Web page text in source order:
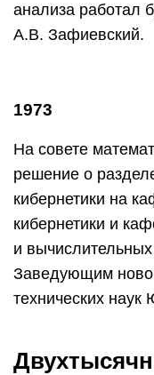
анализа работал
А.В. Зафиевский.
1973
На совете
решение о
кибернетики на
кибернетики и
и
Заведующим
технических